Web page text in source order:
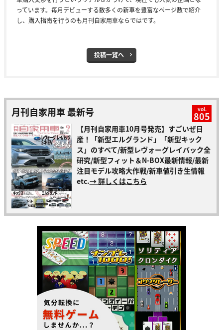
っています。毎月デビューする数多くの新車を豊富なページ数で紹介
し、購入指南を行うのも月刊自家用車ならではです。
投稿一覧へ
月刊自家用車 最新号 vol.
805
【月刊自家用車10月号発売】すごいぜ日
産！「新型エルグランド」「新型キック
ス」のすべて/新型レヴォーグレイバック全
研究/新型フィット＆N-BOX最新情報/最新
注目モデル攻略大作戦/新車値引き生情報
etc.→ 詳しくはこちら